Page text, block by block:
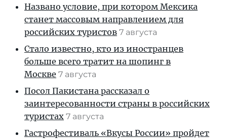
Названо условие, при котором Мексика
станет массовым направлением для
российских туристов 7 августа
Стало известно, кто из иностранцев
больше всего тратит на шопинг в
Москве 7 августа
Посол Пакистана рассказал о
заинтересованности страны в российских
туристах 7 августа
Гастрофестиваль «Вкусы России» пройдет